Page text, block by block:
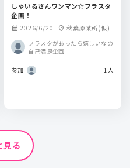
しゃいるさんワンマン☆フラスタ
企画！
calendar_month 2026/6/20 location_on 秋葉原某所(仮)
フラスタがあったら嬉しいなの
自己満足企画
参加 1人
見る